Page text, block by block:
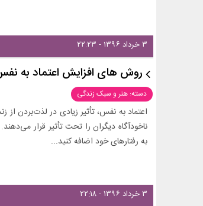
۳ خرداد ۱۳۹۶ - ۲۲:۲۳
روش های افزایش اعتماد به
دسته: هنر و سبک زندگی
اعتماد به نفس، تأثیر زیادی در لذت‌بردن
ناخودآگاه دیگران را تحت تأثیر قرار
به رفتارهای خود اضافه کنید...
۳ خرداد ۱۳۹۶ - ۲۲:۱۸